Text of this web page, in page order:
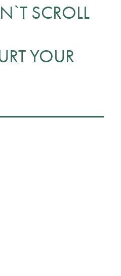
SCROLL
YOUR